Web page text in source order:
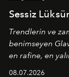
Sessiz
Trendlerin ve
benimseyen
en rafine, en
08.07.2026